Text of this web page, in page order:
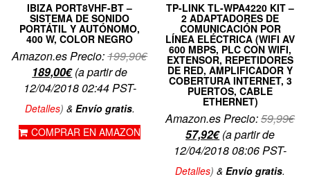
IBIZA PORT8VHF-BT –
SISTEMA DE SONIDO
PORTÁTIL Y AUTÓNOMO,
400 W, COLOR NEGRO
Amazon.es Precio:199,90€El
precio
original
199,90€.
189,00€El
precio
actual
189,00€.
(a partir de
12/04/2018 02:44 PST-
Detalles) & Envío gratis.
COMPRAR EN AMAZON
TP-LINK TL-WPA4220 KIT –
2 ADAPTADORES DE
COMUNICACIÓN POR
LÍNEA ELÉCTRICA (WIFI AV
600 MBPS, PLC CON WIFI,
EXTENSOR, REPETIDORES
DE RED, AMPLIFICADOR Y
COBERTURA INTERNET, 3
PUERTOS, CABLE
ETHERNET)
Amazon.es Precio:59,99€El
57,92€El
precio
actual
(a partir de
12/04/2018 08:06 PST-
Detalles)&Envío gratis.